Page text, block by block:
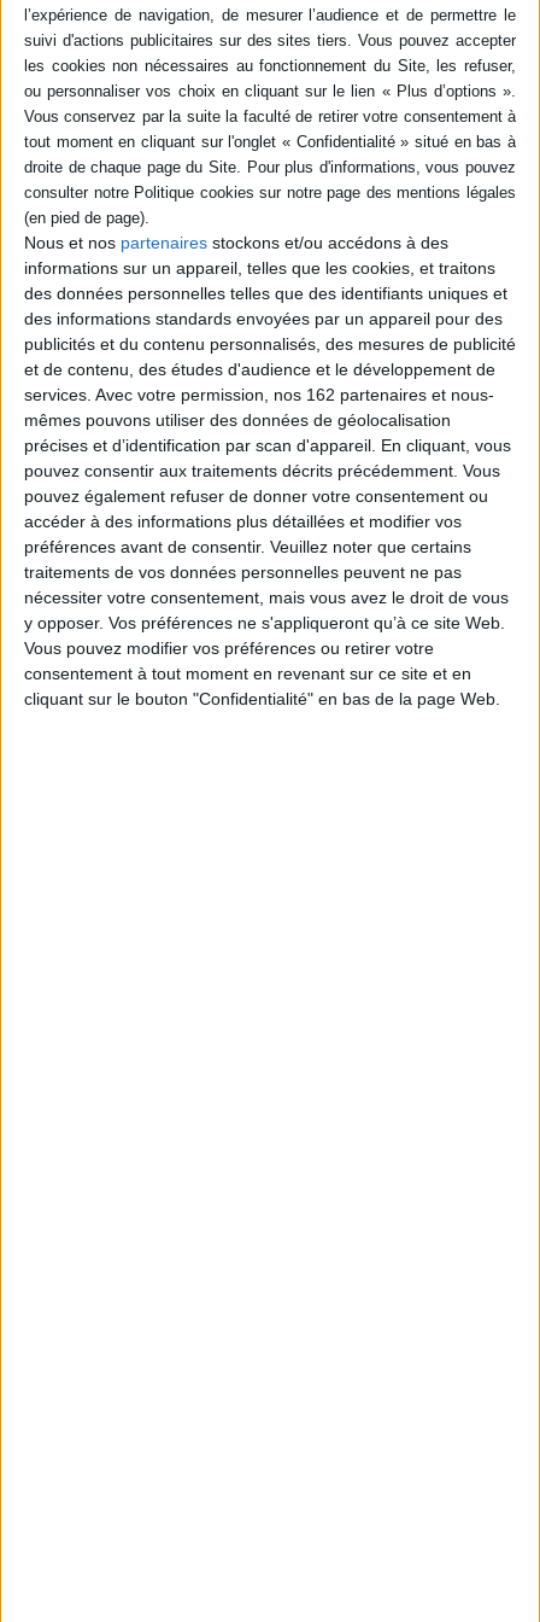
Nous et nos partenaires stockons et/ou accédons à des
informations sur un appareil, telles que les cookies, et traitons
des données personnelles telles que des identifiants uniques et
des informations standards envoyées par un appareil pour des
publicités et du contenu personnalisés, des mesures de publicité
et de contenu, des études d'audience et le développement de
services. Avec votre permission, nos 162 partenaires et nous-
mêmes pouvons utiliser des données de géolocalisation
précises et d’identification par scan d'appareil. En cliquant, vous
pouvez consentir aux traitements décrits précédemment. Vous
pouvez également refuser de donner votre consentement ou
accéder à des informations plus détaillées et modifier vos
préférences avant de consentir. Veuillez noter que certains
traitements de vos données personnelles peuvent ne pas
nécessiter votre consentement, mais vous avez le droit de vous
y opposer. Vos préférences ne s'appliqueront qu’à ce site Web.
Vous pouvez modifier vos préférences ou retirer votre
consentement à tout moment en revenant sur ce site et en
cliquant sur le bouton "Confidentialité" en bas de la page Web.
alphabétique et par profil correspondant à 27
pôles d'intérêt : la nature, les animaux, les
transports, les langues, la vente, entre autres.
Avec, pour chaque activité, une description des
fonctions, des conditions et lieux d’exercice,
des qualités et compétences demandées, etc.
Des QR codes donnent accès à des
compléments en ligne. ©Electre 2026
19,95 €
En stock *
AJOUTER AU PANIER
L'encyclopédie des métiers : le guide de votre
avenir : 2024-2025
Éditeur :Studyrama
Une présentation de 750 métiers, des secteurs
administratifs à la viticulture, en passant par
l'hôtellerie, le journalisme ou la psychologie.
Pour chacun d'eux sont précisées les missions,
la formation et la rémunération. Avec un focus
interviews de professionnels. ©Electre 2026
19,95 €
Indisponible
Quelles études pour quel métier ? : j'sais pas
quoi faire ! : tests d'orientation & conseils
pratiques
Auteur :Bruno Magliulo
Éditeur :L'Etudiant